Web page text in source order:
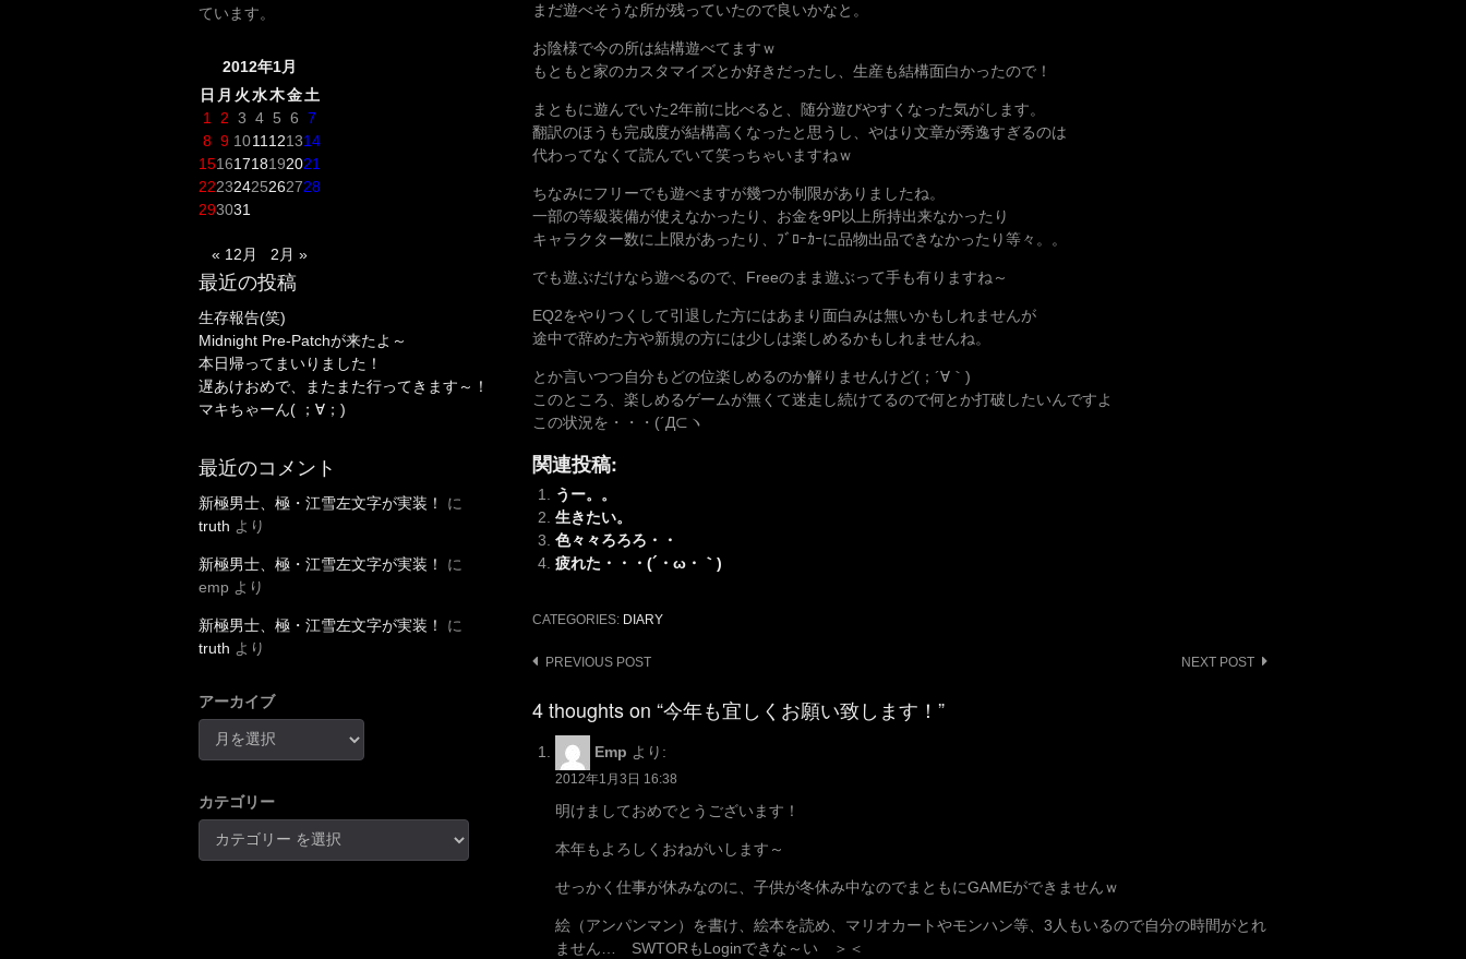
まだ遊べそうな所が残っていたので良いかなと。
お陰様で今の所は結構遊べてますｗ
もともと家のカスタマイズとか好きだったし、生産も結構面白かったので！
まともに遊んでいた2年前に比べると、随分遊びやすくなった気がします。
翻訳のほうも完成度が結構高くなったと思うし、やはり文章が秀逸すぎるのは
代わってなくて読んでいて笑っちゃいますねｗ
ちなみにフリーでも遊べますが幾つか制限がありましたね。
一部の等級装備が使えなかったり、お金を9P以上所持出来なかったり
キャラクター数に上限があったり、ﾌﾞﾛｰｶｰに品物出品できなかったり等々。。
でも遊ぶだけなら遊べるので、Freeのまま遊ぶって手も有りますね～
EQ2をやりつくして引退した方にはあまり面白みは無いかもしれませんが
途中で辞めた方や新規の方には少しは楽しめるかもしれませんね。
とか言いつつ自分もどの位楽しめるのか解りませんけど(；´∀｀)
このところ、楽しめるゲームが無くて迷走し続けてるので何とか打破したいんですよ
この状況を・・・(´Д⊂ヽ
関連投稿:
うー。。
生きたい。
色々々ろろろ・・
疲れた・・・(´・ω・｀)
CATEGORIES: DIARY
Post
PREVIOUS POST NEXT POST
4 thoughts on “今年も宜しくお願い致します！”
Emp より:
2012年1月3日 16:38
明けましておめでとうございます！
本年もよろしくおねがいします～
せっかく仕事が休みなのに、子供が冬休み中なのでまともにGAMEができませんｗ
絵（アンパンマン）を書け、絵本を読め、マリオカートやモンハン等、3人もいるので自分の時間がとれ
ません… SWTORもLoginできな～い ＞＜
ています。
2012年1月
日 月 火水木金土
1
2 3 4 5 6 7
8 9 1011 121314
15161718192021
22232425262728
293031
« 12月 2月 »
最近の投稿
生存報告(笑)
Midnight Pre-Patchが来たよ～
本日帰ってまいりました！
遅あけおめで、またまた行ってきます～！
マキちゃーん( ；∀；)
最近のコメント
新極男士、極・江雪左文字が実装！
に
truth より
新極男士、極・江雪左文字が実装！
に
emp より
新極男士、極・江雪左文字が実装！
に
truth より
アーカイブ
カテゴリー